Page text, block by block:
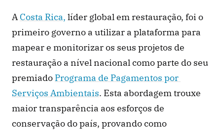
A Costa Rica, líder global em restauração, foi o
primeiro governo a utilizar a plataforma para
mapear e monitorizar os seus projetos de
restauração a nível nacional como parte do seu
premiado Programa de Pagamentos por
Serviços Ambientais. Esta abordagem trouxe
maior transparência aos esforços de
conservação do país, provando como